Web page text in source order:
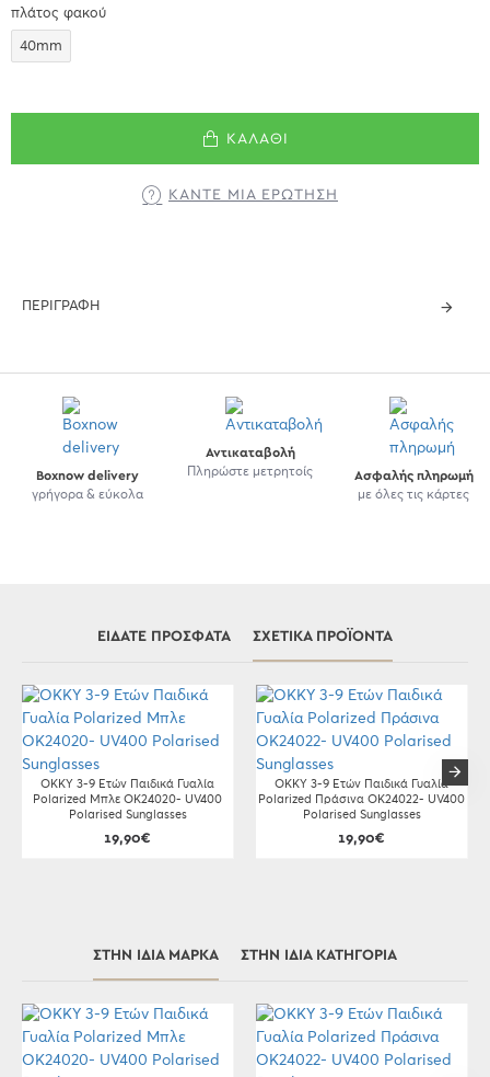
πλάτος φακού
40mm
ΚΑΛΆΘΙ
ΚΆΝΤΕ ΜΊΑ ΕΡΏΤΗΣΗ
ΠΕΡΙΓΡΑΦΉ
Boxnow delivery
γρήγορα & εύκολα
Αντικαταβολή
Πληρώστε μετρητοίς
Ασφαλής πληρωμή
με όλες τις κάρτες
ΕΊΔΑΤΕ ΠΡΌΣΦΑΤΑ ΣΧΕΤΙΚΆ ΠΡΟΪΌΝΤΑ
OKKY 3-9 Ετών Παιδικά Γυαλία
Polarized Μπλε OK24020- UV400
Polarised Sunglasses
19,90€
OKKY 3-9 Ετών Παιδικά Γυαλία
Polarized Πράσινα OK24022- UV400
Polarised Sunglasses
19,90€
ΣΤΗΝ ΊΔΙΑ ΜΆΡΚΑ ΣΤΗΝ ΊΔΙΑ ΚΑΤΗΓΟΡΊΑ